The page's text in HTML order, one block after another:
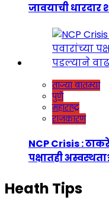
जावयाची धारदार
ताज्या बातम्या
पुणे
महाराष्ट्र
राजकारण
NCP Crisis :
पक्षातही
Heath Tips